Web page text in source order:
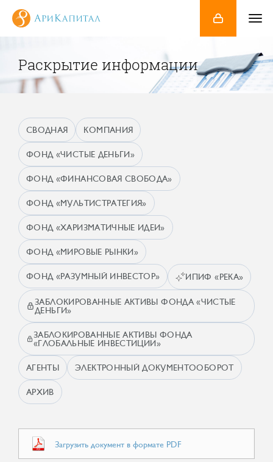
Раскрытие информации
СВОДНАЯ КОМПАНИЯ
ФОНД «ЧИСТЫЕ ДЕНЬГИ»
ФОНД «ФИНАНСОВАЯ СВОБОДА»
ФОНД «МУЛЬТИСТРАТЕГИЯ»
ФОНД «ХАРИЗМАТИЧНЫЕ ИДЕИ»
ФОНД «МИРОВЫЕ РЫНКИ»
ФОНД «РАЗУМНЫЙ ИНВЕСТОР» ИПИФ «РЕКА»
ЗАБЛОКИРОВАННЫЕ АКТИВЫ ФОНДА «ЧИСТЫЕ
ДЕНЬГИ»
ЗАБЛОКИРОВАННЫЕ АКТИВЫ ФОНДА
«ГЛОБАЛЬНЫЕ ИНВЕСТИЦИИ»
АГЕНТЫ ЭЛЕКТРОННЫЙ ДОКУМЕНТООБОРОТ
АРХИВ
Загрузить документ в формате PDF